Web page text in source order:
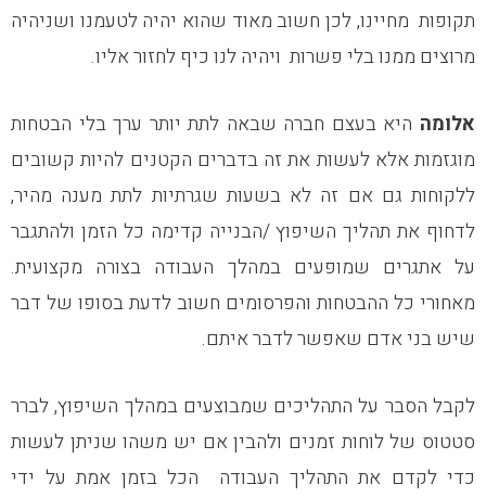
תקופות מחיינו, לכן חשוב מאוד שהוא יהיה לטעמנו ושניהיה
מרוצים ממנו בלי פשרות ויהיה לנו כיף לחזור אליו.
אלומה היא בעצם חברה שבאה לתת יותר ערך בלי הבטחות
מוגזמות אלא לעשות את זה בדברים הקטנים להיות קשובים
ללקוחות גם אם זה לא בשעות שגרתיות לתת מענה מהיר,
לדחוף את תהליך השיפוץ /הבנייה קדימה כל הזמן ולהתגבר
על אתגרים שמופעים במהלך העבודה בצורה מקצועית.
מאחורי כל ההבטחות והפרסומים חשוב לדעת בסופו של דבר
שיש בני אדם שאפשר לדבר איתם.
לקבל הסבר על התהליכים שמבוצעים במהלך השיפוץ, לברר
סטטוס של לוחות זמנים ולהבין אם יש משהו שניתן לעשות
כדי לקדם את התהליך העבודה הכל בזמן אמת על ידי